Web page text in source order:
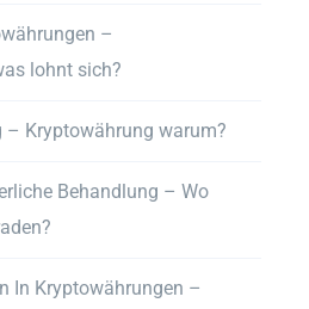
–
lohnt sich?
– Kryptowährung warum?
Behandlung – Wo
In Kryptowährungen –